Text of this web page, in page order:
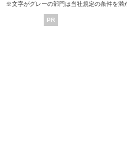
※文字がグレーの部門は当社規定の条件を満
PR